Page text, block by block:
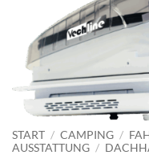
START / CAMPING /
AUSSTATTUNG /